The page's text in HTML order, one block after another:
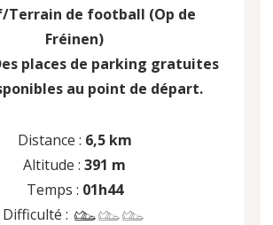
de football (Op de
Fréinen)
places de parking gratuites
au point de départ.
Distance : 6,5 km
Altitude : 391 m
Temps : 01h44
Difficulté :